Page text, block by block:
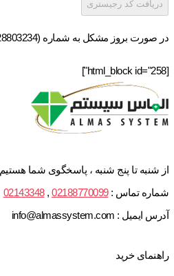
دریافت کد رجیستری
در صورت بروز مشکل به شماره (09028803234)درواتساپ پیغام دهید
[html_block id="258"]
از شنبه تا پنج شنبه ، پاسخگوی شما هستیم
شماره تماس :02188770099
,
02143348
آدرس ایمیل : info@almassystem.com
راهنمای خرید